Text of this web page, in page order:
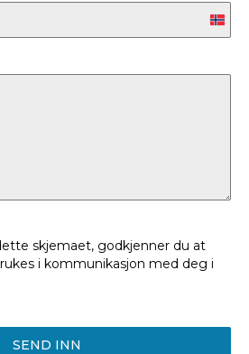
skjemaet, godkjenner du at
i kommunikasjon med deg i
SEND INN